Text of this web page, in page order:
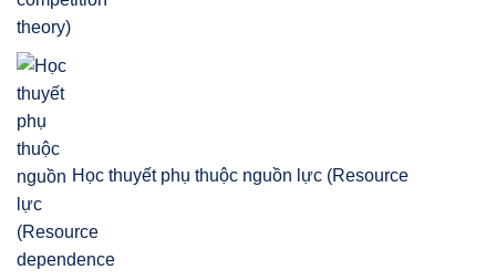
Học thuyết phụ thuộc nguồn lực (Resource